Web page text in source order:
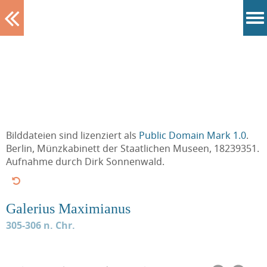
Bilddateien sind lizenziert als Public Domain Mark 1.0.
Berlin, Münzkabinett der Staatlichen Museen, 18239351.
Aufnahme durch Dirk Sonnenwald.
Galerius Maximianus
305-306 n. Chr.